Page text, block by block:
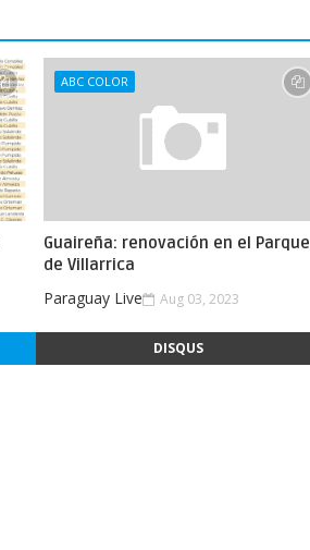
ABC COLOR
Guaireña: renovación en el Parque
de Villarrica
Paraguay Live Aug 03, 2023
DISQUS